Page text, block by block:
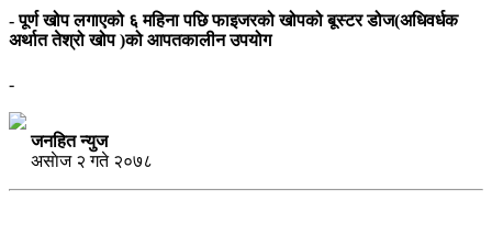
- पूर्ण खोप लगाएको ६ महिना पछि फाइजरको खोपको बूस्टर डोज(अधिवर्धक
अर्थात तेश्रो खोप )को आपतकालीन उपयोग
-
जनहित न्युज
असाेज २ गते २०७८